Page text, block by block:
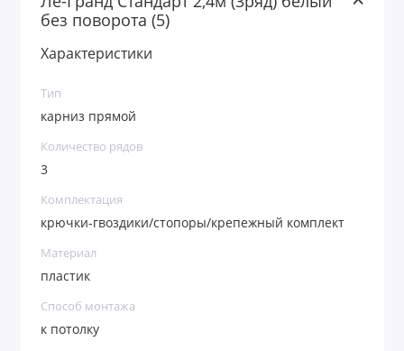
без поворота (5)
Характеристики
Тип
карниз прямой
Количество рядов
3
Комплектация
крючки-гвоздики/стопоры/крепежный комплект
Материал
пластик
Способ монтажа
к потолку